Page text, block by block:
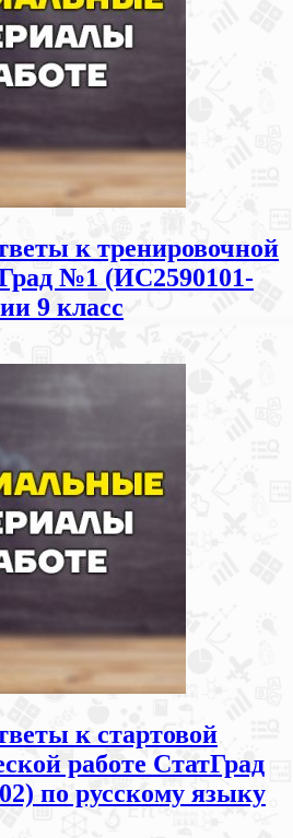
к тренировочной
№1 (ИС2590101-
9 класс
к стартовой
работе СтатГрад
по русскому языку